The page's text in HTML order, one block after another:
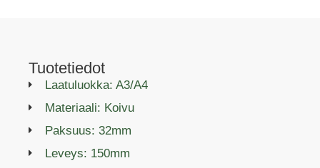
Tuotetiedot
Laatuluokka: A3/A4
Materiaali: Koivu
Paksuus: 32mm
Leveys: 150mm